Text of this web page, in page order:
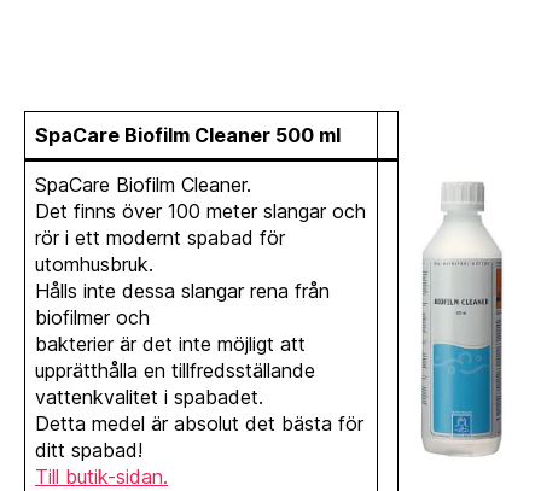
SpaCare Biofilm Cleaner 500 ml
SpaCare Biofilm Cleaner.
Det finns över 100 meter slangar och
rör i ett modernt spabad för
utomhusbruk.
Hålls inte dessa slangar rena från
biofilmer och
bakterier är det inte möjligt att
upprätthålla en tillfredsställande
vattenkvalitet i spabadet.
Detta medel är absolut det bästa för
ditt spabad!
Till butik-sidan.